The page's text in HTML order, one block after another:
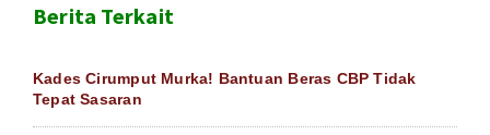
Berita Terkait
Kades Cirumput Murka! Bantuan Beras CBP Tidak
Tepat Sasaran